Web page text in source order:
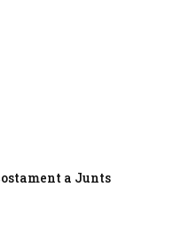
a Junts